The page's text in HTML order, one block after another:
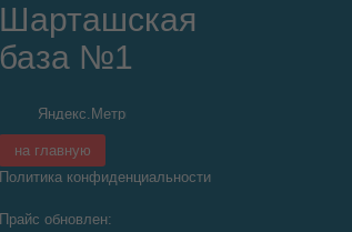
Шарташская
база №1
на главную
Политика конфиденциальности
Прайс обновлен: